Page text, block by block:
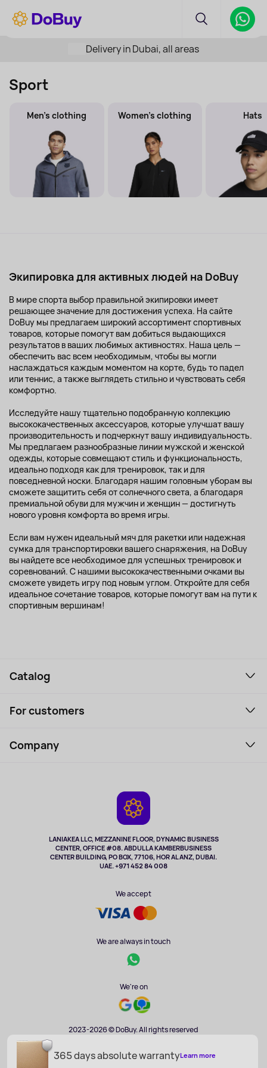
Delivery in Dubai, all areas
Sport
Men's clothing Women's clothing Hats
Экипировка для активных людей на DoBuy
В мире спорта выбор правильной экипировки имеет
решающее значение для достижения успеха. На сайте
DoBuy мы предлагаем широкий ассортимент спортивных
товаров, которые помогут вам добиться выдающихся
результатов в ваших любимых активностях. Наша цель —
обеспечить вас всем необходимым, чтобы вы могли
наслаждаться каждым моментом на корте, будь то падел
или теннис, а также выглядеть стильно и чувствовать себя
комфортно.
Исследуйте нашу тщательно подобранную коллекцию
высококачественных аксессуаров, которые улучшат вашу
производительность и подчеркнут вашу индивидуальность.
Мы предлагаем разнообразные линии мужской и женской
одежды, которые совмещают стиль и функциональность,
идеально подходя как для тренировок, так и для
повседневной носки. Благодаря нашим головным уборам вы
сможете защитить себя от солнечного света, а благодаря
премиальной обуви для мужчин и женщин — достигнуть
нового уровня комфорта во время игры.
Если вам нужен идеальный мяч для ракетки или надежная
сумка для транспортировки вашего снаряжения, на DoBuy
вы найдете все необходимое для успешных тренировок и
соревнований. С нашими высококачественными очками вы
сможете увидеть игру под новым углом. Откройте для себя
идеальное сочетание товаров, которые помогут вам на пути к
спортивным вершинам!
LANIAKEA LLC, MEZZANINE FLOOR, DYNAMIC BUSINESS
CENTER, OFFICE #08. ABDULLA KAMBERBUSINESS
CENTER BUILDING, PO BOX, 77106, HOR AL ANZ, DUBAI.
UAE. +971 452 84 008
We accept
We are always in touch
We're on
Catalog
Laptops, Monitors, VR
Perfumes and cosmetics
Music and sound
Clothing and accessories
For customers
How to order
Company
2023-2026 © DoBuy. All rights reserved
365 days absolute warrantyLearn more